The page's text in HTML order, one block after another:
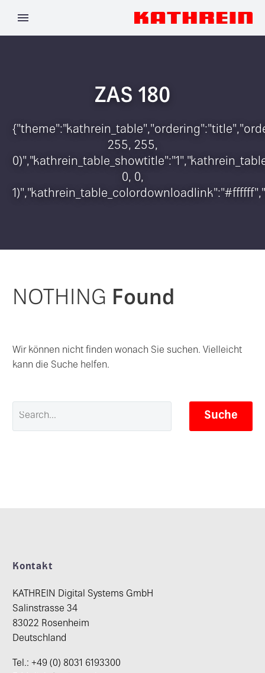
ZAS 180
255, 255,
0, 0,
NOTHING Found
Wir können nicht finden wonach Sie suchen. Vielleicht
kann die Suche helfen.
Suche
Kontakt
KATHREIN Digital Systems GmbH
Salinstrasse 34
83022 Rosenheim
Deutschland
Tel.: +49 (0) 8031 6193300